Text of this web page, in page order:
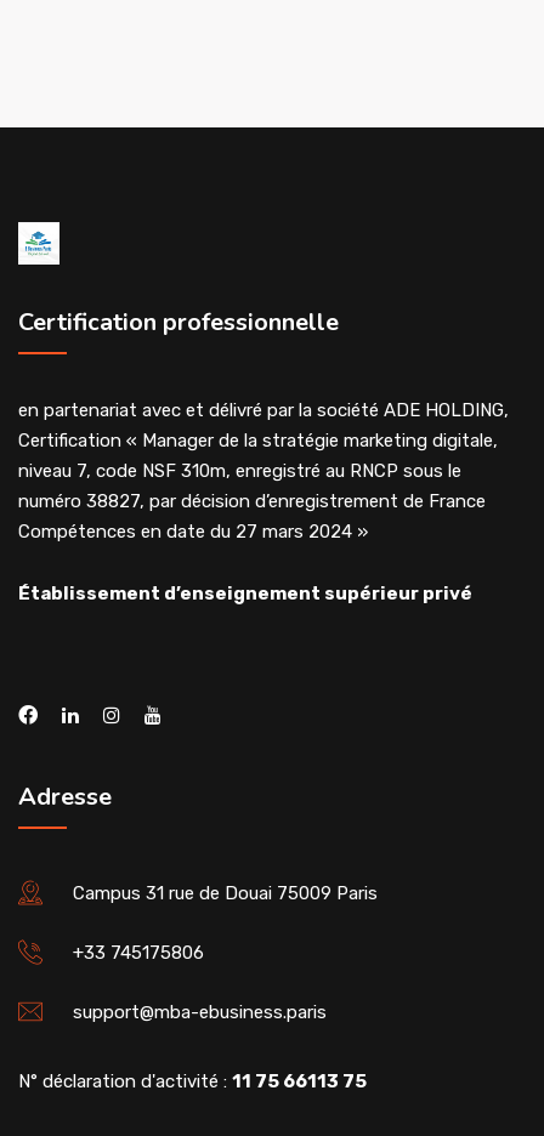
Certification professionnelle
en partenariat avec et délivré par la société ADE HOLDING,
Certification « Manager de la stratégie marketing digitale,
niveau 7, code NSF 310m, enregistré au RNCP sous le
numéro 38827, par décision d’enregistrement de France
Compétences en date du 27 mars 2024 »
Établissement d’enseignement supérieur privé
Adresse
Campus 31 rue de Douai 75009 Paris
+33 745175806
support@mba-ebusiness.paris
N° déclaration d'activité : 11 75 66113 75